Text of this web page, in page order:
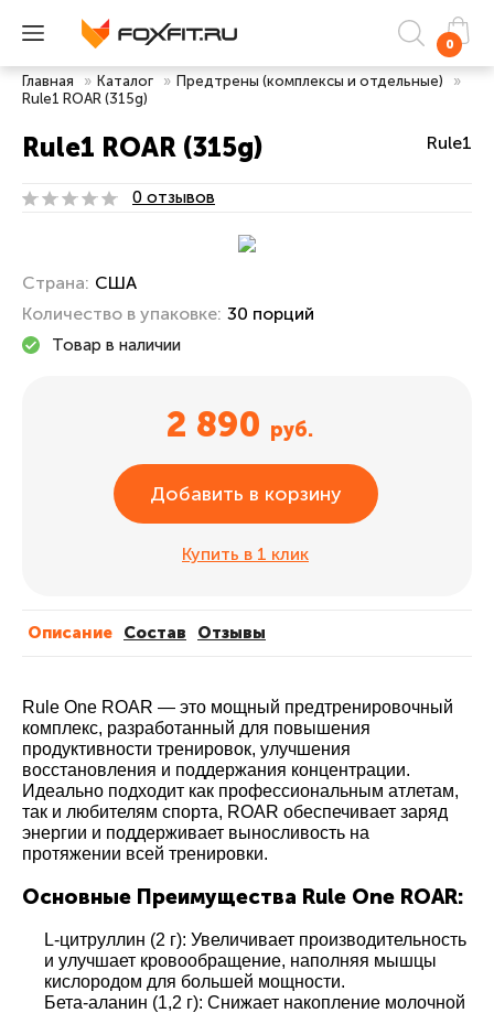
0
Главная » Каталог » Предтрены (комплексы и отдельные)
»
Rule1 ROAR (315g)
Rule1 ROAR (315g) Rule1
0 отзывов
Страна: США
Количество в упаковке: 30 порций
Товар в наличии
2 890 руб.
Добавить в корзину
Купить в 1 клик
Описание Cостав Отзывы
Rule One ROAR — это мощный предтренировочный
комплекс, разработанный для повышения
продуктивности тренировок, улучшения
восстановления и поддержания концентрации.
Идеально подходит как профессиональным атлетам,
так и любителям спорта, ROAR обеспечивает заряд
энергии и поддерживает выносливость на
протяжении всей тренировки.
Основные Преимущества Rule One ROAR:
L-цитруллин (2 г): Увеличивает производительность
и улучшает кровообращение, наполняя мышцы
кислородом для большей мощности.
Бета-аланин (1,2 г): Снижает накопление молочной